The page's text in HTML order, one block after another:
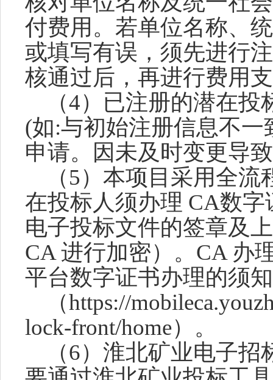
付费用。若单位名称、
或填写有误，须先进行
核通过后，再进行费用
（4）已注册的潜在投
(如:与初始注册信息不
申请。因未及时变更导
（5）本项目采用全流
在投标人须办理 CA数
电子投标文件的签章及
CA 进行加密）。CA 办
平台数字证书办理的须
（https://
lock-front/home）。
（6）淮北矿业电子招